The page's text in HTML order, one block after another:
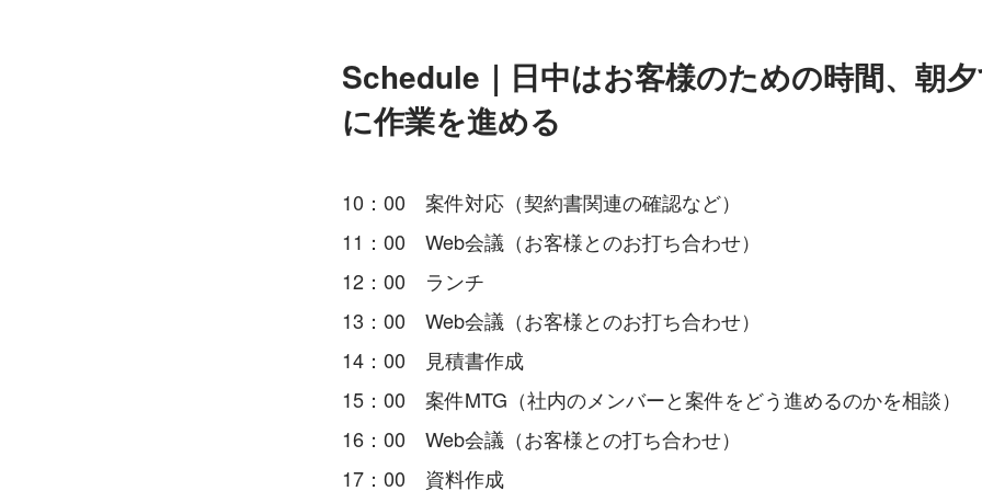
Schedule｜日中はお客様のための時間、朝
に作業を進める
10：00　案件対応（契約書関連の確認など）
11：00　Web会議（お客様とのお打ち合わせ）
12：00　ランチ
13：00　Web会議（お客様とのお打ち合わせ）
14：00　見積書作成
15：00　案件MTG（社内のメンバーと案件をどう進めるのかを相談）
16：00　Web会議（お客様との打ち合わせ）
17：00　資料作成